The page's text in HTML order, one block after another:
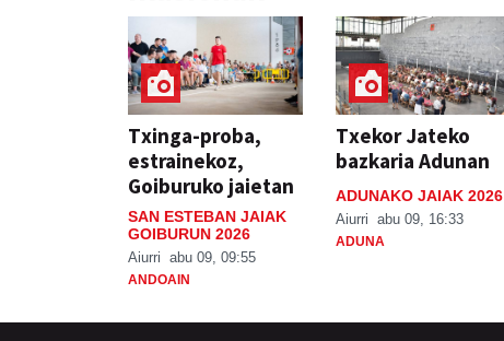
Txinga-proba,
estrainekoz,
Goiburuko jaietan
SAN ESTEBAN JAIAK
GOIBURUN 2026
Aiurri abu 09, 09:55
ANDOAIN
Txekor Jateko
bazkaria Adunan
ADUNAKO JAIAK 2026
Aiurri abu 09, 16:33
ADUNA